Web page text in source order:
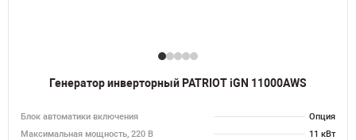
Генератор инверторный PATRIOT iGN 11000AWS
Блок автоматики включения
Опция
Максимальная мощность, 220 В
11 кВт